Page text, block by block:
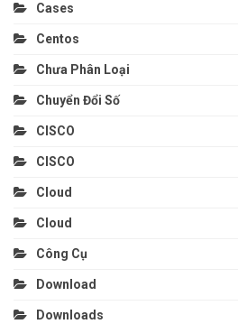
Cases
Centos
Chưa Phân Loại
Chuyển Đổi Số
CISCO
CISCO
Cloud
Cloud
Công Cụ
Download
Downloads